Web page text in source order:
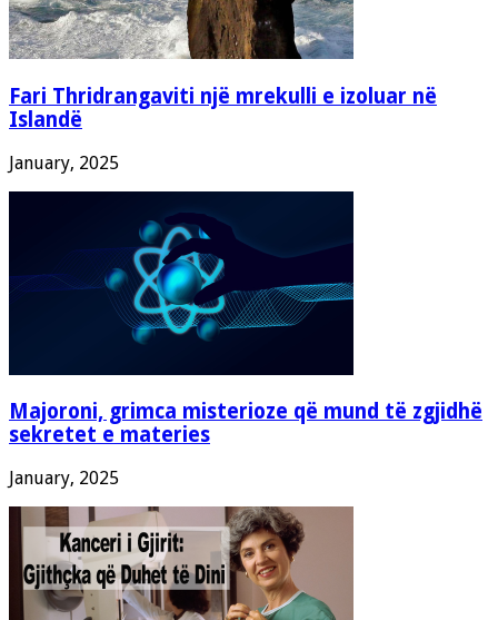
Fari Thridrangaviti një mrekulli e izoluar në
Islandë
January, 2025
Majoroni, grimca misterioze që mund të zgjidhë
sekretet e materies
January, 2025